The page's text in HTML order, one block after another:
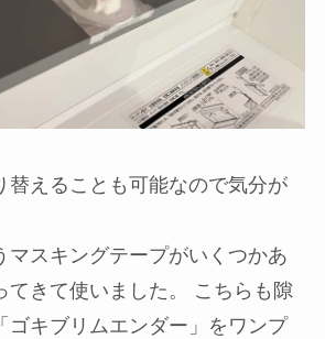
替えることも可能なので気分が
マスキングテープがいくつかあ
てきて使いました。 こちらも隙
ゴキブリムエンダー」をワンプ